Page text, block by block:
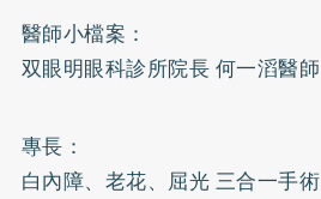
醫師小檔案：
双眼明眼科診所院長 何一滔醫師
專長：
白內障、老花、屈光 三合一手術